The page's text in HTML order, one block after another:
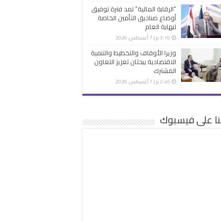
“الرقابة المالية” تمد فترة توفيق
أوضاع صناديق التأمين الخاصة
لنهاية العام
3:10 م | 7 أغسطس، 2026
وزيرا الأوقاف والتخطيط والتنمية
الاقتصادية يبحثان تعزيز التعاون
المشترك
2:45 م | 7 أغسطس، 2026
على فيسبوك